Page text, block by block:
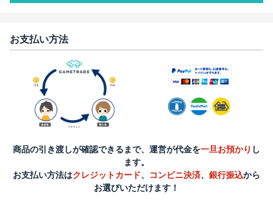
お支払い方法
商品の引き渡しが確認できるまで、運営が代金を一旦お預かり し
ます。
お支払い方法はクレジットカード、 コンビニ決済、 銀行振込から
お選びいただけます！